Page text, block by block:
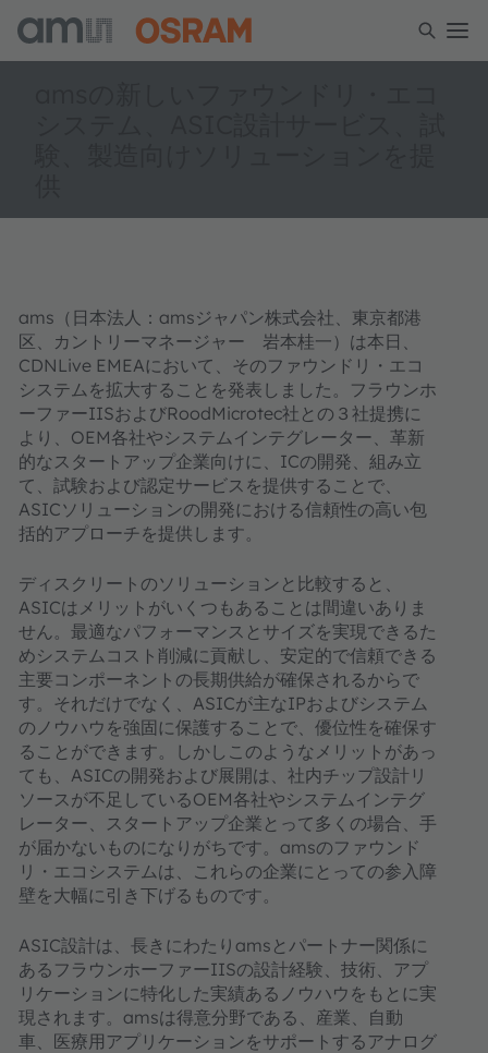
ams（日本法人：amsジャパン株式会社、東京都港
区、カントリーマネージャー 岩本桂一）は本日、
CDNLive EMEAにおいて、そのファウンドリ・エコ
システムを拡大することを発表しました。フラウンホ
ーファーIISおよびRoodMicrotec社との３社提携に
より、OEM各社やシステムインテグレーター、革新
的なスタートアップ企業向けに、ICの開発、組み立
て、試験および認定サービスを提供することで、
ASICソリューションの開発における信頼性の高い包
括的アプローチを提供します。
ディスクリートのソリューションと比較すると、
ASICはメリットがいくつもあることは間違いありま
せん。最適なパフォーマンスとサイズを実現できるた
めシステムコスト削減に貢献し、安定的で信頼できる
主要コンポーネントの長期供給が確保されるからで
す。それだけでなく、ASICが主なIPおよびシステム
のノウハウを強固に保護することで、優位性を確保す
ることができます。しかしこのようなメリットがあっ
ても、ASICの開発および展開は、社内チップ設計リ
ソースが不足しているOEM各社やシステムインテグ
レーター、スタートアップ企業とって多くの場合、手
が届かないものになりがちです。amsのファウンド
リ・エコシステムは、これらの企業にとっての参入障
壁を大幅に引き下げるものです。
ASIC設計は、長きにわたりamsとパートナー関係に
あるフラウンホーファーIISの設計経験、技術、アプ
リケーションに特化した実績あるノウハウをもとに実
現されます。amsは得意分野である、産業、自動
車、医療用アプリケーションをサポートするアナログ